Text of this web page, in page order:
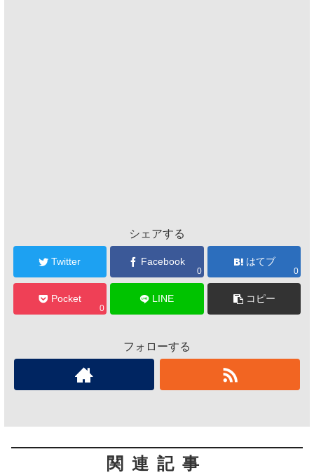
シェアする
Twitter Facebook
0
はてブ
0
Pocket
0
LINE コピー
フォローする
関連記事